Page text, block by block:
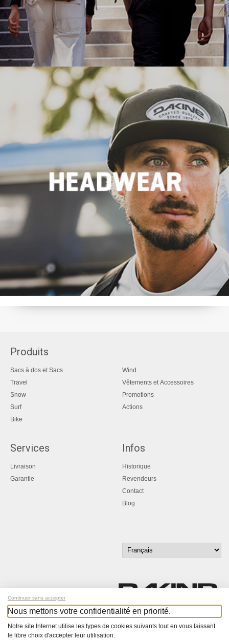
Produits
Sacs à dos et Sacs
Travel
Snow
Surf
Bike
Wind
Vêtements et Accessoires
Promotions
Actions
Services
Livraison
Garantie
Infos
Historique
Revendeurs
Contact
Blog
Continuer sans accepter
Nous mettons votre confidentialité en priorité.
Notre site Internet utilise les types de cookies suivants tout en vous laissant
le libre choix d'accepter leur utilisation: